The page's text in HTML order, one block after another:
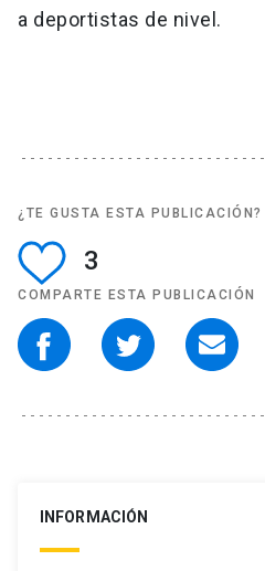
a deportistas de nivel.
¿TE GUSTA ESTA PUBLICACIÓN?
3
COMPARTE ESTA PUBLICACIÓN
INFORMACIÓN